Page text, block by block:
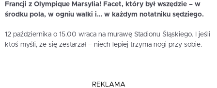
Francji z Olympique Marsylia! Facet, który był wszędzie – w
środku pola, w ogniu walki i… w każdym notatniku sędziego.
12 października o 15.00 wraca na murawę Stadionu Śląskiego. I jeśli
ktoś myśli, że się zestarzał – niech lepiej trzyma nogi przy sobie.
REKLAMA